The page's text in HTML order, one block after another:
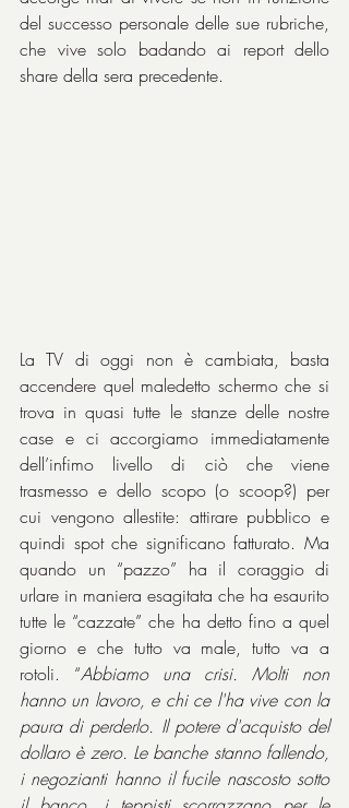
del successo personale delle sue rubriche,
che vive solo badando ai report dello
share della sera precedente.
La TV di oggi non è cambiata, basta
accendere quel maledetto schermo che si
trova in quasi tutte le stanze delle nostre
case e ci accorgiamo immediatamente
dell’infimo livello di ciò che viene
trasmesso e dello scopo (o scoop?) per
cui vengono allestite: attirare pubblico e
quindi spot che significano fatturato. Ma
quando un “pazzo” ha il coraggio di
urlare in maniera esagitata che ha esaurito
tutte le “cazzate” che ha detto fino a quel
giorno e che tutto va male, tutto va a
rotoli. “Abbiamo una crisi. Molti non
hanno un lavoro, e chi ce l'ha vive con la
paura di perderlo. Il potere d'acquisto del
dollaro è zero. Le banche stanno fallendo,
i negozianti hanno il fucile nascosto sotto